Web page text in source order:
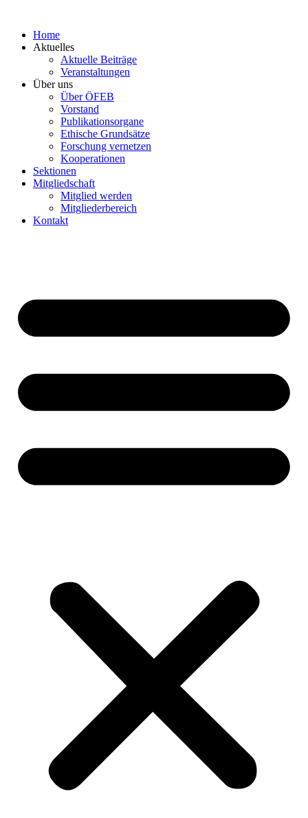
springenHome
Aktuelles
Aktuelle Beiträge
Veranstaltungen
Über uns
Über ÖFEB
Vorstand
Publikationsorgane
Ethische Grundsätze
Forschung vernetzen
Kooperationen
Sektionen
Mitgliedschaft
Mitglied werden
Mitgliederbereich
Kontakt